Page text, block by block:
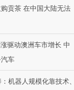
贡茶 在中国大陆无法
驱动澳洲车市增长 中
车
机器人规模化靠技术、